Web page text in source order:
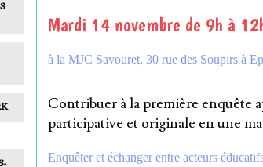
Mardi 14 novembre de 9h à
à la MJC Savouret, 30 rue des Soupirs à
Contribuer à la première enquête
participative et originale en une
Enquêter et échanger entre acteurs